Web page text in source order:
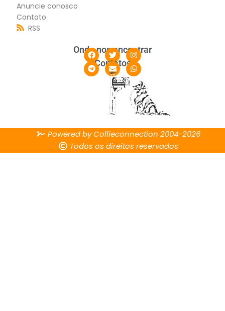
Anuncie conosco
Contato
RSS
Onde nos encontrar
Contatos
Powered by Collieconnection 2004-2026
Todos os direitos reservados